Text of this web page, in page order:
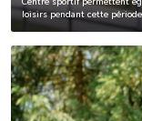
loisirs pendant cette